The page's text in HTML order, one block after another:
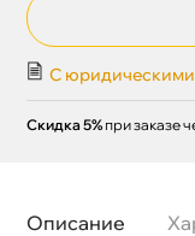
С
Скидка 5% при заказе
Описание